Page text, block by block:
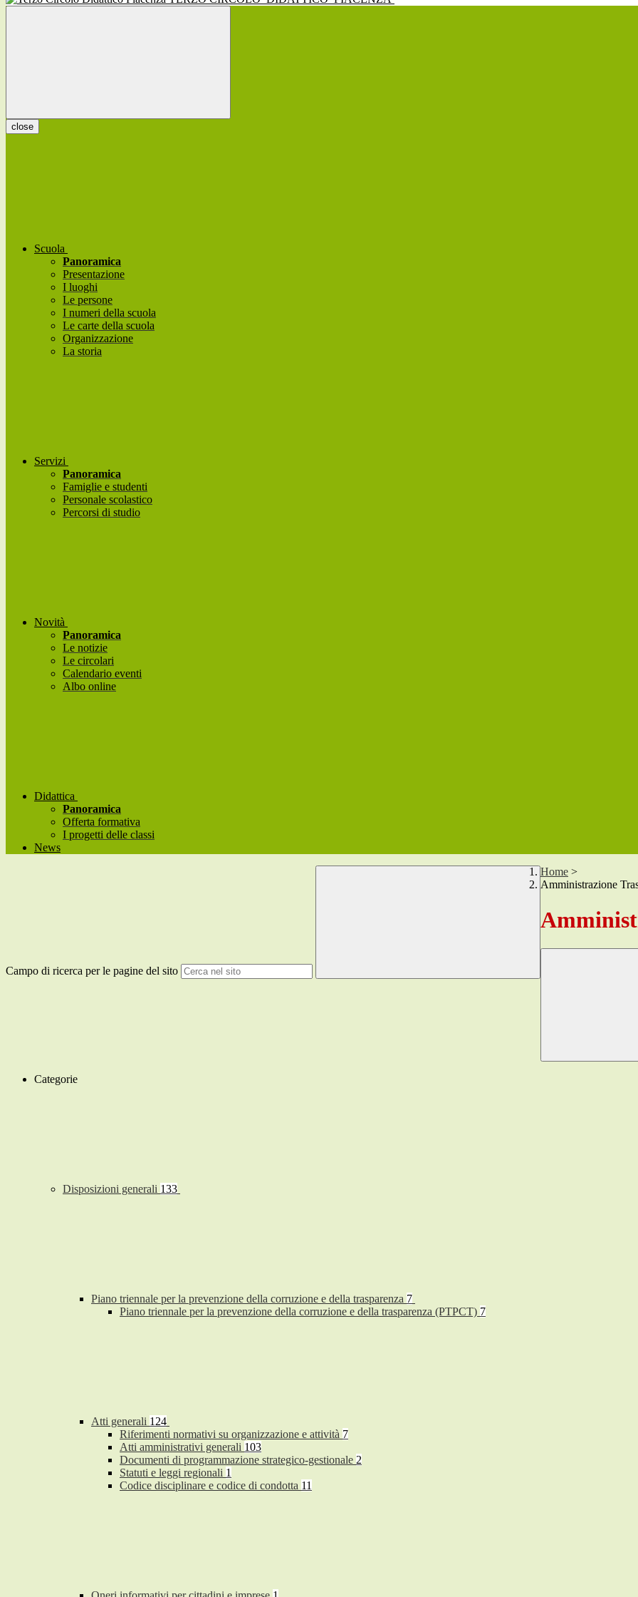
close
Scuola
Panoramica
Presentazione
I luoghi
Le persone
I numeri della scuola
Le carte della scuola
Organizzazione
La storia
Servizi
Panoramica
Famiglie e studenti
Personale scolastico
Percorsi di studio
Novità
Panoramica
Le notizie
Le circolari
Calendario eventi
Albo online
Didattica
Panoramica
Offerta formativa
I progetti delle classi
News
Campo di ricerca per le pagine del sito
Home >
Amministrazione
Categorie
Disposizioni generali 133
Piano triennale per la prevenzione della corruzione e della trasparenza 7
Piano triennale per la prevenzione della corruzione e della trasparenza (PTPCT) 7
Atti generali 124
Riferimenti normativi su organizzazione e attività 7
Atti amministrativi generali 103
Documenti di programmazione strategico-gestionale 2
Statuti e leggi regionali 1
Codice disciplinare e codice di condotta 11